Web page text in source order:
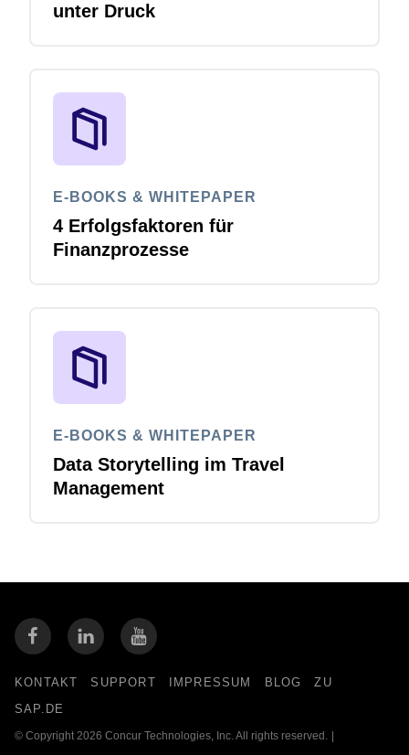
unter Druck
E-BOOKS & WHITEPAPER
4 Erfolgsfaktoren für
Finanzprozesse
E-BOOKS & WHITEPAPER
Data Storytelling im Travel
Management
KONTAKT SUPPORT IMPRESSUM BLOG
ZU
SAP.DE
© Copyright 2026 Concur Technologies, Inc. All rights reserved.